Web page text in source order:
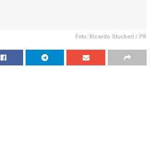
Foto: Ricardo Stuckert / PR